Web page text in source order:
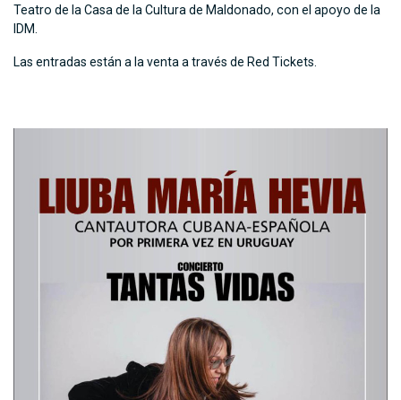
Teatro de la Casa de la Cultura de Maldonado, con el apoyo de la
IDM.
Las entradas están a la venta a través de Red Tickets.